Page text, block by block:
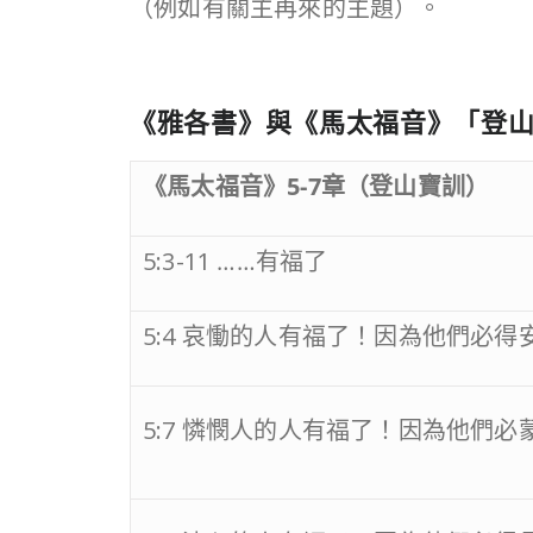
（例如有關主再來的主題）。
《雅各書》與《馬太福音》「登
《馬太福音》 5-7章（登山寶訓）
5:3-11 ……有福了
5:4 哀慟的人有福了！因為他們必得
5:7 憐憫人的人有福了！因為他們必